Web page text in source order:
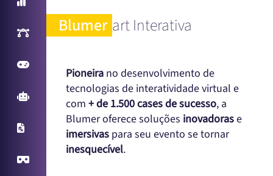
Inteligência Artificial
Games
Arcade Games
Blumer art Interativa
Pioneira no desenvolvimento de
tecnologias de interatividade virtual e
com + de 1.500 cases de sucesso, a
Blumer oferece soluções inovadorase
imersivas para seu evento se tornar
inesquecível.